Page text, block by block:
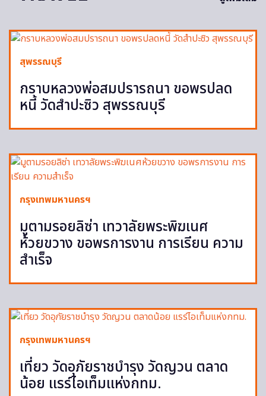
สุพรรณบุรี
กราบหลวงพ่อสมปรารถนา ขอพรปลด
หนี้ วัดสำปะซิว สุพรรณบุรี
กรุงเทพมหานครฯ
มูตามรอยลิซ่า เทวาลัยพระพิฆเนศ
ห้วยขวาง ขอพรการงาน การเรียน ความ
สำเร็จ
กรุงเทพมหานครฯ
เที่ยว วัดอุภัยราชบำรุง วัดญวน ตลาด
น้อย แรร์ไอเท็มแห่งกทม.